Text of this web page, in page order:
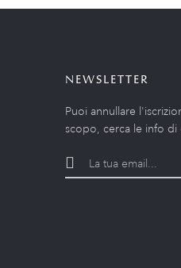
NEWSLETTER
Puoi annullare
scopo, cerca le info